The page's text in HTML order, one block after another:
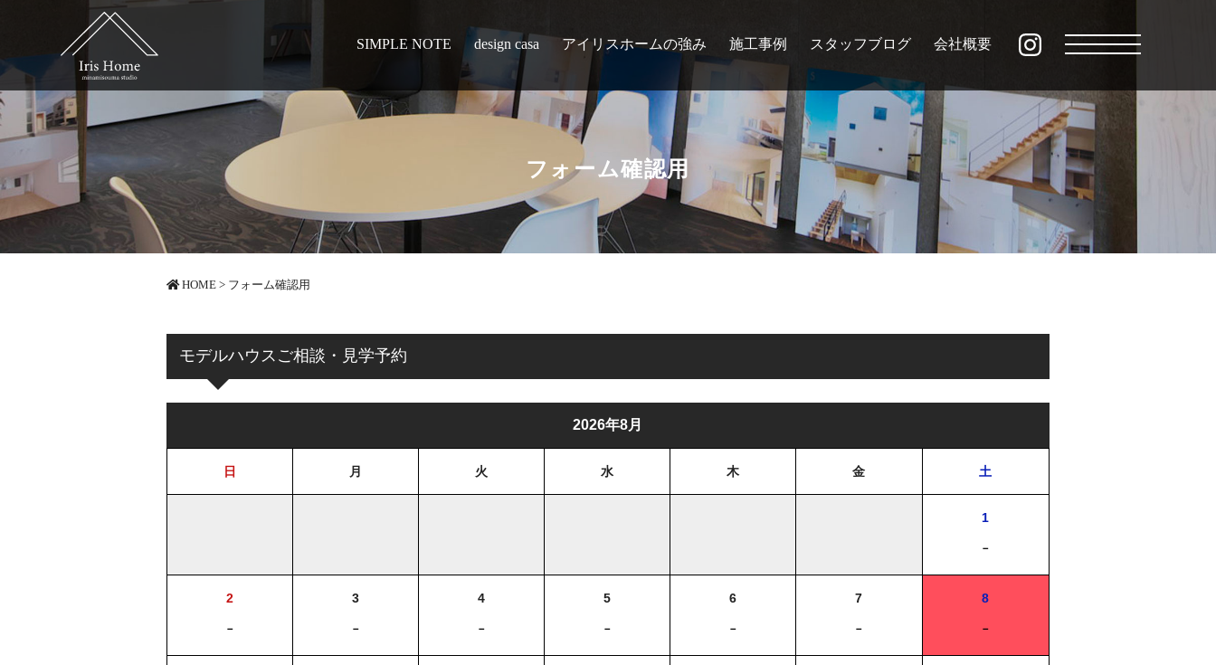
SIMPLE NOTE design casa アイリスホームの強み 施工事例 スタッフブログ 会社概要
フォーム確認用
HOME> フォーム確認用
モデルハウスご相談・見学予約
2026年8月
日 月 火 水 木 金 土
1
－
2
－
3
－
4
－
5
－
6
－
7
－
8
－